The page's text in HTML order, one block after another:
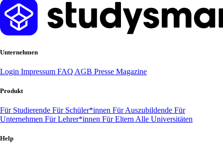
Unternehmen
Login Impressum FAQ AGB Presse Magazine
Produkt
Für Studierende Für Schüler*innen Für Auszubildende Für
Unternehmen Für Lehrer*innen Für Eltern Alle Universitäten
Help